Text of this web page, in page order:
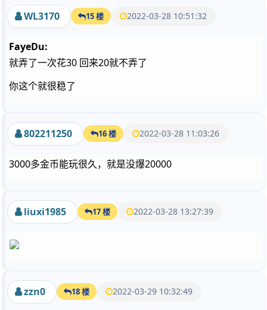
WL3170 15 楼 2022-03-28 10:51:32
FayeDu:
就弄了一次花30 回来20就不弄了
你这个就很稳了
802211250 16 楼 2022-03-28 11:03:26
3000多金币能玩很久，就是没爆20000
liuxi1985 17 楼 2022-03-28 13:27:39
zzn0 18 楼 2022-03-29 10:32:49